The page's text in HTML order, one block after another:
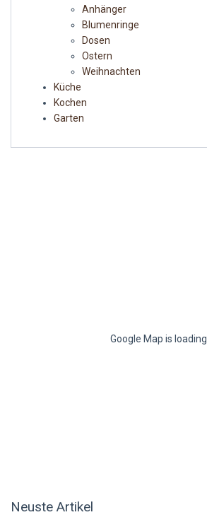
Anhänger
Blumenringe
Dosen
Ostern
Weihnachten
Küche
Kochen
Garten
Google Map is loading
Neuste Artikel